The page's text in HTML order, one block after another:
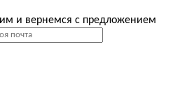
и вернемся с предложением